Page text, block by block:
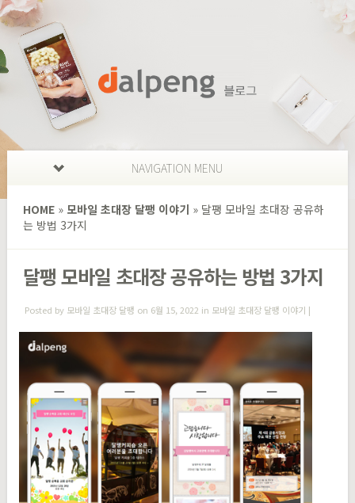
NAVIGATION MENU
HOME » 모바일 초대장 달팽 이야기 »달팽 모바일 초대장 공유하
는 방법 3가지
달팽 모바일 초대장 공유하는 방법 3가지
Posted by 모바일 초대장 달팽 on 6월 15, 2022 in 모바일 초대장 달팽 이야기 |